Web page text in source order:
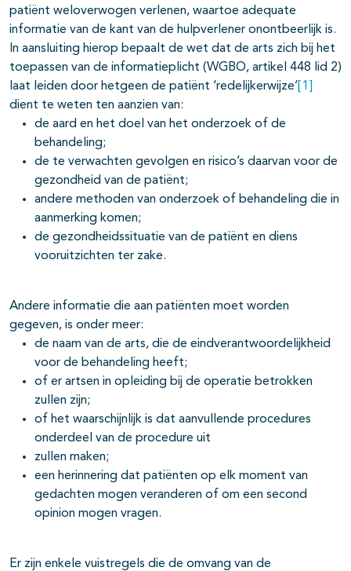
patiënt weloverwogen verlenen, waartoe adequate
informatie van de kant van de hulpverlener onontbeerlijk is.
In aansluiting hierop bepaalt de wet dat de arts zich bij het
toepassen van de informatieplicht (WGBO, artikel 448 lid 2)
laat leiden door hetgeen de patiënt ‘redelijkerwijze’ [1]
dient te weten ten aanzien van:
de aard en het doel van het onderzoek of de
behandeling;
de te verwachten gevolgen en risico’s daarvan voor de
gezondheid van de patiënt;
andere methoden van onderzoek of behandeling die in
aanmerking komen;
de gezondheidssituatie van de patiënt en diens
vooruitzichten ter zake.
Andere informatie die aan patiënten moet worden
gegeven, is onder meer:
de naam van de arts, die de eindverantwoordelijkheid
voor de behandeling heeft;
of er artsen in opleiding bij de operatie betrokken
zullen zijn;
of het waarschijnlijk is dat aanvullende procedures
onderdeel van de procedure uit
zullen maken;
een herinnering dat patiënten op elk moment van
gedachten mogen veranderen of om een second
opinion mogen vragen.
Er zijn enkele vuistregels die de omvang van de